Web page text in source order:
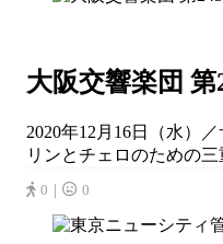
大阪交響楽団
2020年12月16日（水）
リンとチェロのための
0｜ 0